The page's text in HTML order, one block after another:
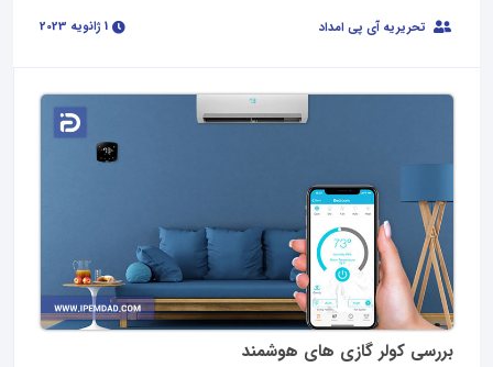
تحریریه آی پی امداد
بررسی کولر گازی های هوشمند